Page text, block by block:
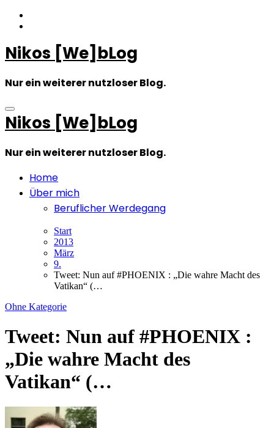
Zum
Inhalt
Nikos [We]bLog
Nur ein weiterer nutzloser Blog.
Nikos [We]bLog
Nur ein weiterer nutzloser Blog.
Home
Über mich
Beruflicher Werdegang
Start
2013
März
9.
Tweet: Nun auf #PHOENIX : „Die wahre Macht des
Vatikan“ (…
Ohne Kategorie
Tweet: Nun auf #PHOENIX :
„Die wahre Macht des
Vatikan“ (…